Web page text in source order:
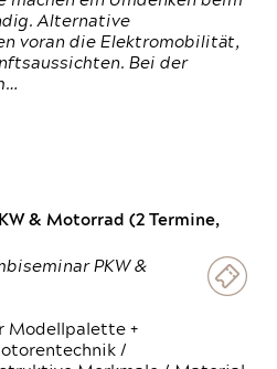
Alternative
voran die Elektromobilität,
Bei der
& Motorrad (2 Termine,
PKW &
Modellpalette +
/